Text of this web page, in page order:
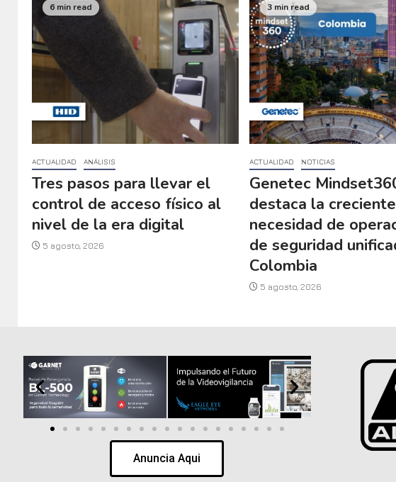
6 min read
ACTUALIDAD ANÁLISIS
Tres pasos para llevar el
control de acceso físico al
nivel de la era digital
5 agosto, 2026
3 min read
ACTUALIDAD NOTICIAS
Genetec
destaca la creciente
necesidad de
de seguridad
Colombia
5 agosto, 2026
Anuncia Aqui